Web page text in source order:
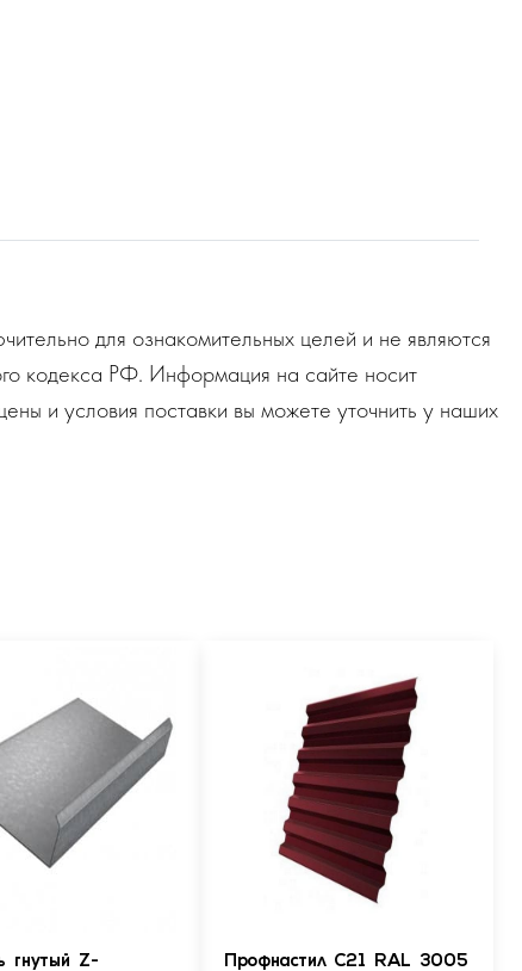
для ознакомительных целей и не являются
кодекса РФ. Информация на сайте носит
и условия поставки вы можете уточнить у наших
гнутый Z-
Профнастил С21 RAL 3005